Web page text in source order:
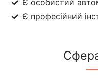
Є професійний